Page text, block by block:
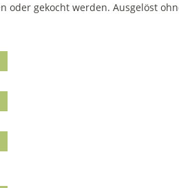
gekocht werden. Ausgelöst